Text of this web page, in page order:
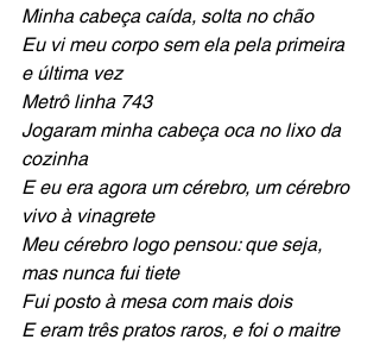
Minha cabeça caída, solta no chão
Eu vi meu corpo sem ela pela primeira
e última vez
Metrô linha 743
Jogaram minha cabeça oca no lixo da
cozinha
E eu era agora um cérebro, um cérebro
vivo à vinagrete
Meu cérebro logo pensou: que seja,
mas nunca fui tiete
Fui posto à mesa com mais dois
E eram três pratos raros, e foi o maitre